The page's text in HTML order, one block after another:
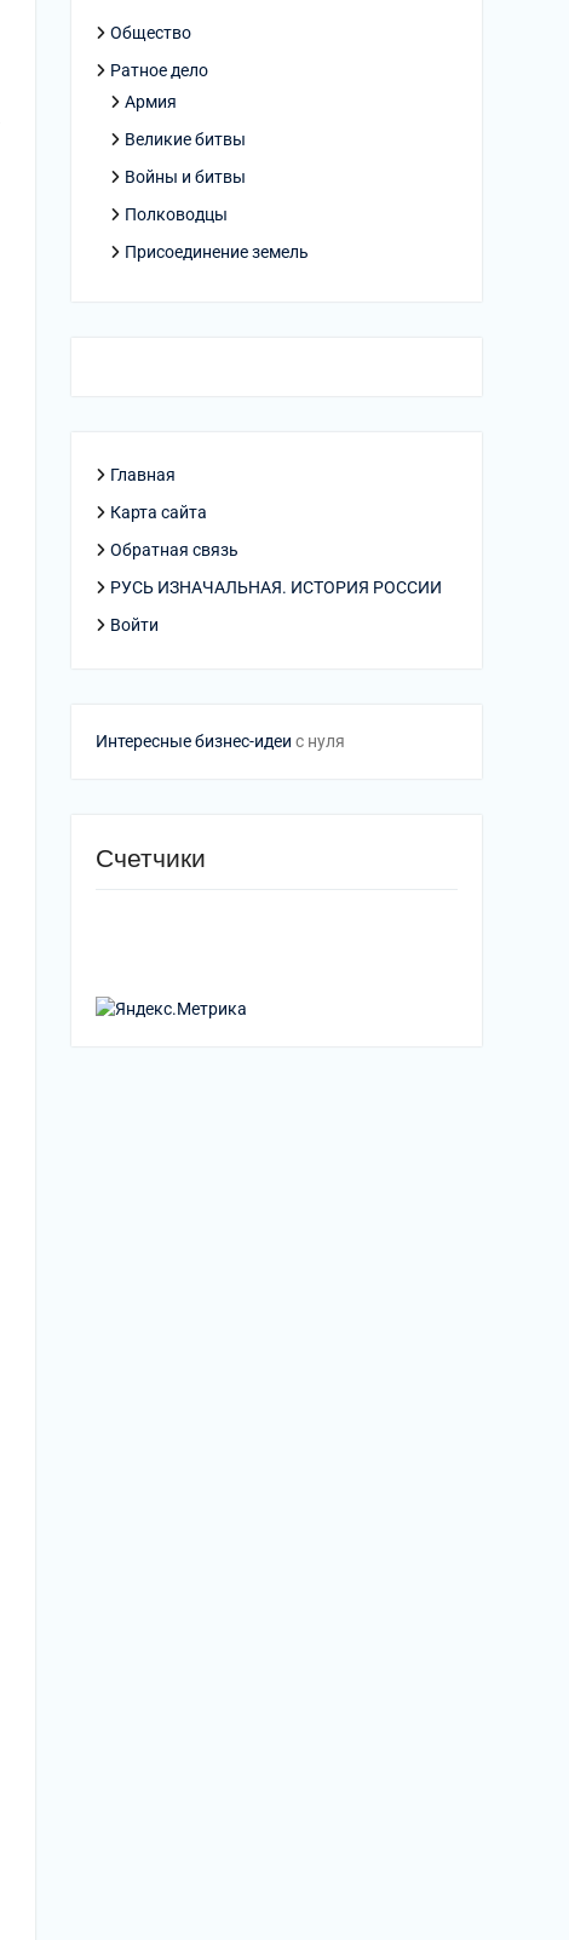
Общество
Ратное дело
Армия
Великие битвы
Войны и битвы
Полководцы
Присоединение земель
Главная
Карта сайта
Обратная связь
РУСЬ ИЗНАЧАЛЬНАЯ. ИСТОРИЯ РОССИИ
Войти
Интересные бизнес-идеи с нуля
Счетчики